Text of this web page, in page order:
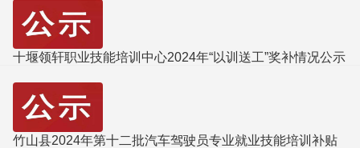
十堰领轩职业技能培训中心2024年“以训送工”奖补情况公示
竹山县2024年第十二批汽车驾驶员专业就业技能培训补贴